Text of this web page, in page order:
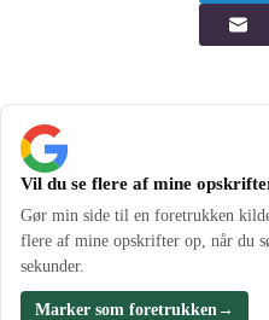
Vil du se flere af mine
Gør min side til en foretrukken
flere af mine opskrifter op, når du
sekunder.
Marker som foretrukken →